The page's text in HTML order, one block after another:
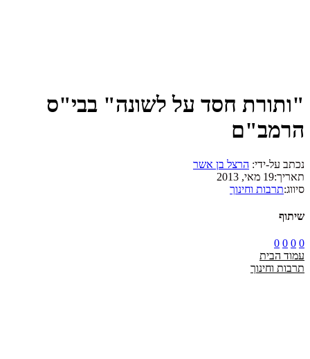
"ותורת חסד על לשונה" בבי"ס
הרמב"ם
נכתב על-ידי: הרצל בן אשר
תאריך:19 מאי, 2013
סיווג:תרבות וחינוך
שיתוף
0
0
0
0
עמוד הבית
תרבות וחינוך